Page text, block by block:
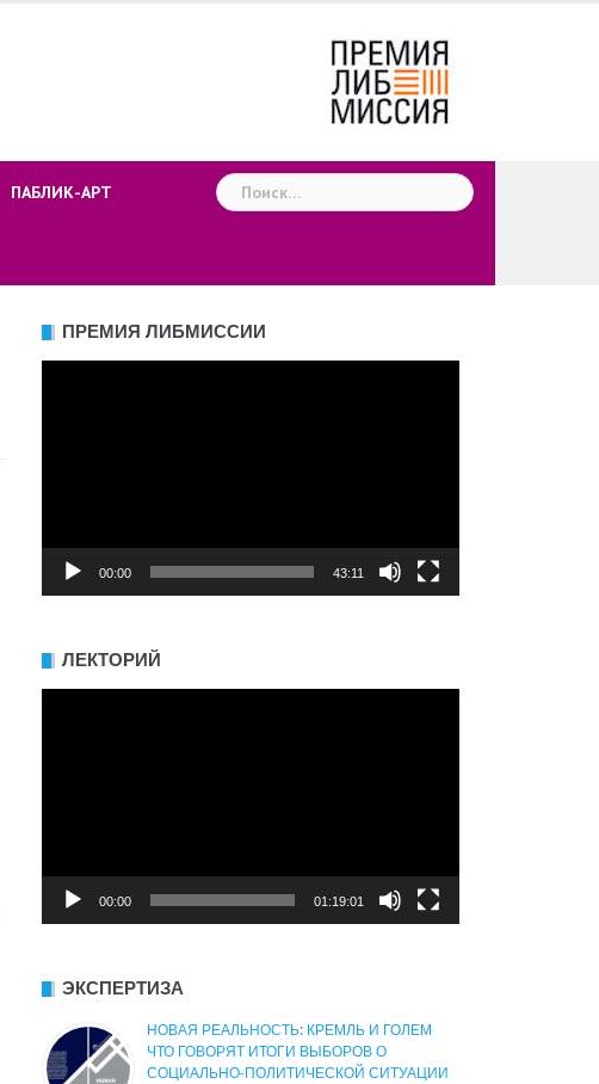
ПАБЛИК-АРТ Найти:
ПРЕМИЯ ЛИБМИССИИ
00:00 43:11
ЛЕКТОРИЙ
00:00 01:19:01
ЭКСПЕРТИЗА
НОВАЯ РЕАЛЬНОСТЬ: КРЕМЛЬ И ГОЛЕМ
ЧТО ГОВОРЯТ ИТОГИ ВЫБОРОВ О
СОЦИАЛЬНО-ПОЛИТИЧЕСКОЙ СИТУАЦИИ